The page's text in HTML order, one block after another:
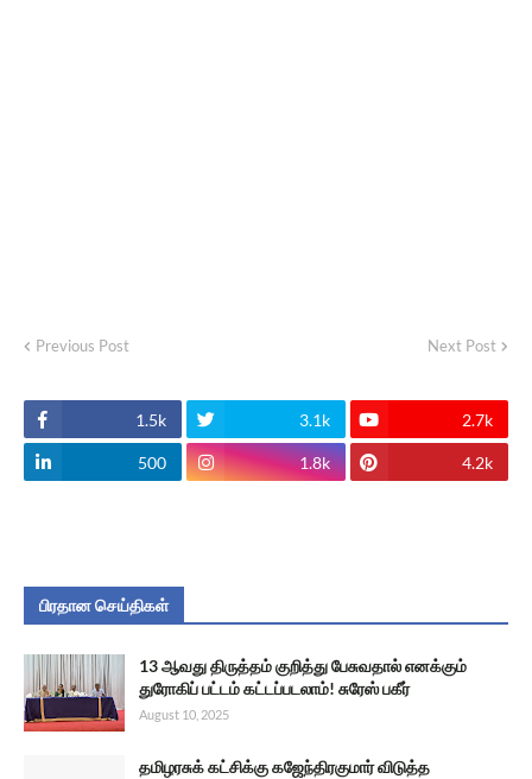
Previous Post Next Post
1.5k 3.1k 2.7k
500 1.8k 4.2k
பிரதான செய்திகள்
13 ஆவது திருத்தம் குறித்து பேசுவதால் எனக்கும்
துரோகிப் பட்டம் கட்டப்படலாம்! சுரேஸ் பகீர்
August 10, 2025
தமிழரசுக் கட்சிக்கு கஜேந்திரகுமார் விடுத்த